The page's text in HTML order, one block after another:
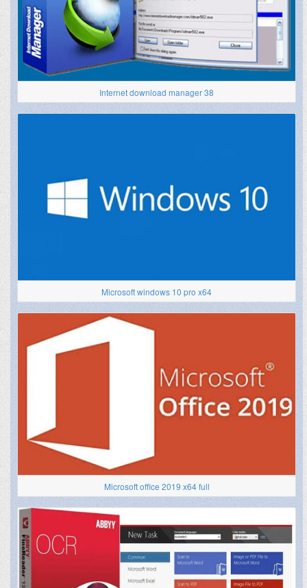
Internet download manager 38
Microsoft windows 10 pro x64
Microsoft office 2019 x64 full